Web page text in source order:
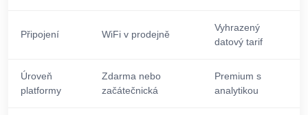
Připojení WiFi v prodejně
Vyhrazený
datový tarif
Úroveň
platformy
Zdarma nebo
začátečnická
Premium s
analytikou